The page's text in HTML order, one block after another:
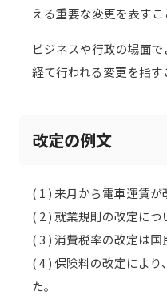
える重要な変更を表すこ
ビジネスや行政の場面
経て行われる変更を指す
改定の例文
( 1 ) 来月から電車運賃が
( 2 ) 就業規則の改定につ
( 3 ) 消費税率の改定は国
( 4 ) 保険料の改定によ
た。